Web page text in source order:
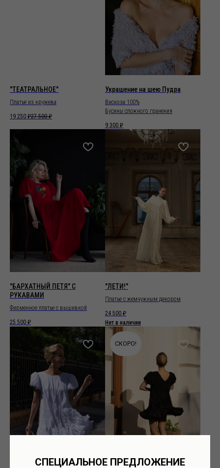
"ТЕАТРАЛЬНОЕ"
Платье из кружева
19 250 ₽27 500 ₽
Украшение на шею Пудра
Вискоза 100%
Бусины сложного гранения
9 300 ₽
"БАРХАТНЫЙ ПЕТЯ" С
РУКАВАМИ
Фирменное платье с вышивкой
25 500 ₽
"ЛЕТИ!"
Платье с жемчужным декором
24 500 ₽
Нет в наличии
СКОРО!
СПЕЦИАЛЬНОЕ ПРЕДЛОЖЕНИЕ